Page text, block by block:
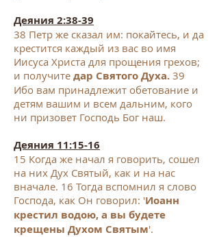
Деяния 2:38-39
38 Петр же сказал им: покайтесь, и да
крестится каждый из вас во имя
Иисуса Христа для прощения грехов;
и получите дар Святого Духа. 39
Ибо вам принадлежит обетование и
детям вашим и всем дальним, кого
ни призовет Господь Бог наш.
Деяния 11:15-16
15 Когда же начал я говорить, сошел
на них Дух Святый, как и на нас
вначале. 16 Тогда вспомнил я слово
Господа, как Он говорил: 'Иоанн
крестил водою, а вы будете
крещены Духом Святым'.